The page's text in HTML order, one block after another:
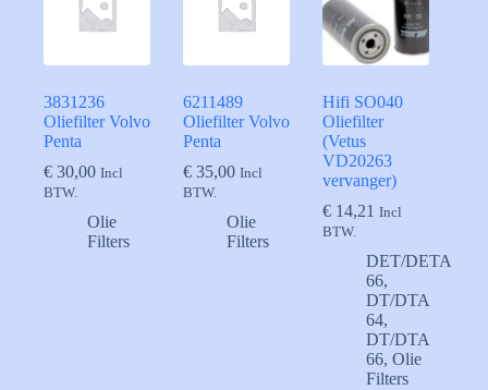
3831236
Oliefilter Volvo
Penta
€ 30,00 Incl
BTW.
Olie
Filters
6211489
Oliefilter Volvo
Penta
€ 35,00 Incl
BTW.
Olie
Filters
Hifi SO040
Oliefilter
(Vetus
VD20263
vervanger)
€ 14,21 Incl
BTW.
DET/DETA
66,
DT/DTA
64,
DT/DTA
66,Olie
Filters